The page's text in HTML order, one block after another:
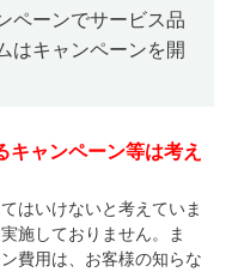
ペーンでサービス品
はキャンペーンを開
キャンペーン等は考え
はいけないと考えていま
施しておりません。ま
費用は、お客様の知らな